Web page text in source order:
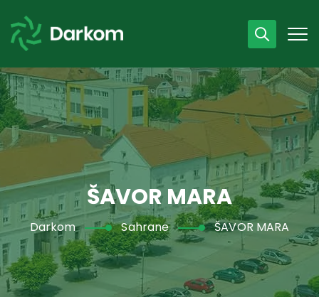
Radno vrijeme
07 - 15 h
043 /440 750
ŠAVOR MARA
Darkom Sahrane ŠAVOR MARA